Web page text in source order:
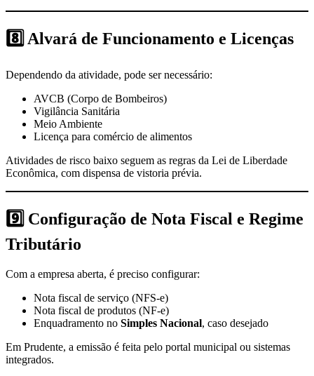
8️⃣ Alvará de Funcionamento e Licenças
Dependendo da atividade, pode ser necessário:
AVCB (Corpo de Bombeiros)
Vigilância Sanitária
Meio Ambiente
Licença para comércio de alimentos
Atividades de risco baixo seguem as regras da Lei de Liberdade
Econômica, com dispensa de vistoria prévia.
9️⃣ Configuração de Nota Fiscal e Regime
Tributário
Com a empresa aberta, é preciso configurar:
Nota fiscal de serviço (NFS-e)
Nota fiscal de produtos (NF-e)
Enquadramento no Simples Nacional, caso desejado
Em Prudente, a emissão é feita pelo portal municipal ou sistemas
integrados.